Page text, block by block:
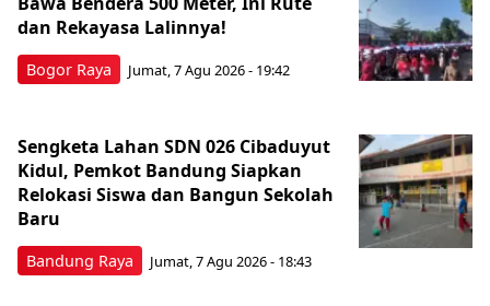
Bogor Raya
dan Rekayasa Lalinnya!
Jumat, 7 Agu 2026 - 19:42
Bandung Raya
Sengketa Lahan SDN 026 Cibaduyut
Kidul, Pemkot Bandung Siapkan
Relokasi Siswa dan Bangun Sekolah
Baru
Jumat, 7 Agu 2026 - 18:43